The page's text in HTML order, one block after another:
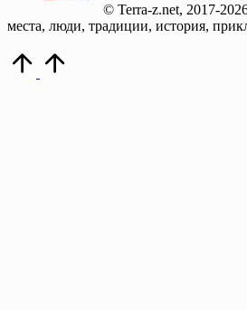
© Terra-z.net, 2017-
места, люди, традиции, история,